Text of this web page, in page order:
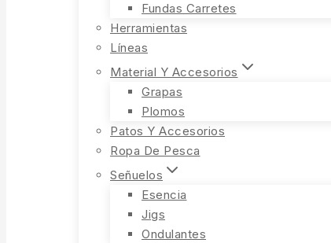
Fundas Carretes
Herramientas
Líneas
Material Y Accesorios
Grapas
Plomos
Patos Y Accesorios
Ropa De Pesca
Señuelos
Esencia
Jigs
Ondulantes